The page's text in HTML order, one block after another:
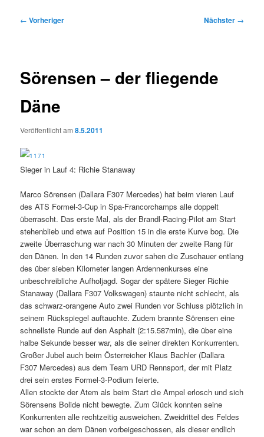
Beitragsnavigation
← Vorheriger Nächster →
Sörensen – der fliegende
Däne
Veröffentlicht am8.5.2011
Sieger in Lauf 4: Richie Stanaway
Marco Sörensen (Dallara F307 Mercedes) hat beim vieren Lauf
des ATS Formel-3-Cup in Spa-Francorchamps alle doppelt
überrascht. Das erste Mal, als der Brandl-Racing-Pilot am Start
stehenblieb und etwa auf Position 15 in die erste Kurve bog. Die
zweite Überraschung war nach 30 Minuten der zweite Rang für
den Dänen. In den 14 Runden zuvor sahen die Zuschauer entlang
des über sieben Kilometer langen Ardennenkurses eine
unbeschreibliche Aufholjagd. Sogar der spätere Sieger Richie
Stanaway (Dallara F307 Volkswagen) staunte nicht schlecht, als
das schwarz-orangene Auto zwei Runden vor Schluss plötzlich in
seinem Rückspiegel auftauchte. Zudem brannte Sörensen eine
schnellste Runde auf den Asphalt (2:15.587min), die über eine
halbe Sekunde besser war, als die seiner direkten Konkurrenten.
Großer Jubel auch beim Österreicher Klaus Bachler (Dallara
F307 Mercedes) aus dem Team URD Rennsport, der mit Platz
drei sein erstes Formel-3-Podium feierte.
Allen stockte der Atem als beim Start die Ampel erlosch und sich
Sörensens Bolide nicht bewegte. Zum Glück konnten seine
Konkurrenten alle rechtzeitig ausweichen. Zweidrittel des Feldes
war schon an dem Dänen vorbeigeschossen, als dieser endlich